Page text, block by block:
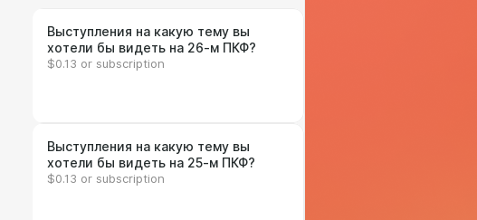
Выступления на какую тему вы
хотели бы видеть на 26-м ПКФ?
$0.13 or subscription
Выступления на какую тему вы
хотели бы видеть на 25-м ПКФ?
$0.13 or subscription